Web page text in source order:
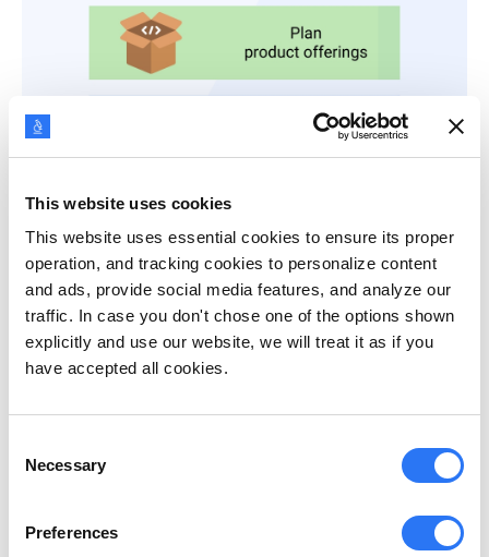
This website uses cookies
This website uses essential cookies to ensure its proper
operation, and tracking cookies to personalize content
and ads, provide social media features, and analyze our
traffic. In case you don't chose one of the options shown
explicitly and use our website, we will treat it as if you
have accepted all cookies.
Selection
Necessary
Preferences
Quando você tem uma ideia mais clara do que